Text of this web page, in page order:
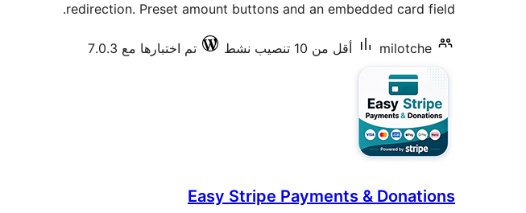
redirection. Preset amount buttons and an embedded card field.
milotche أقل من 10 تنصيب نشط تم اختبارها مع 7.0.3
Easy Stripe Payments & Donations